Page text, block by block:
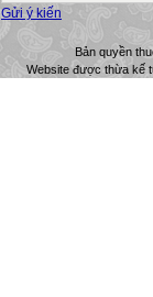
Gửi ý kiến
Bản quyền
Website được thừa kế